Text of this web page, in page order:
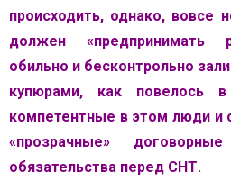
происходить, однако, вовсе
должен «предпринимать
обильно и бесконтрольно
купюрами, как повелось
компетентные в этом люди и
«прозрачные»
обязательства перед СНТ.